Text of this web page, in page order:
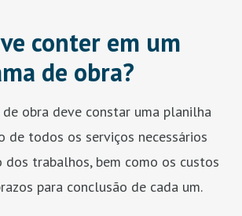
conter em um
de obra?
obra deve constar uma planilha
de todos os serviços necessários
dos trabalhos, bem como os custos
para conclusão de cada um.